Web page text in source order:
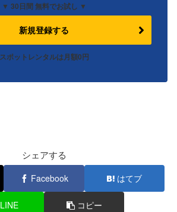
▼ 30日間 無料でお試し ▼
新規登録する
スポットレンタルは月額0円
シェアする
Facebook はてブ
LINE コピー